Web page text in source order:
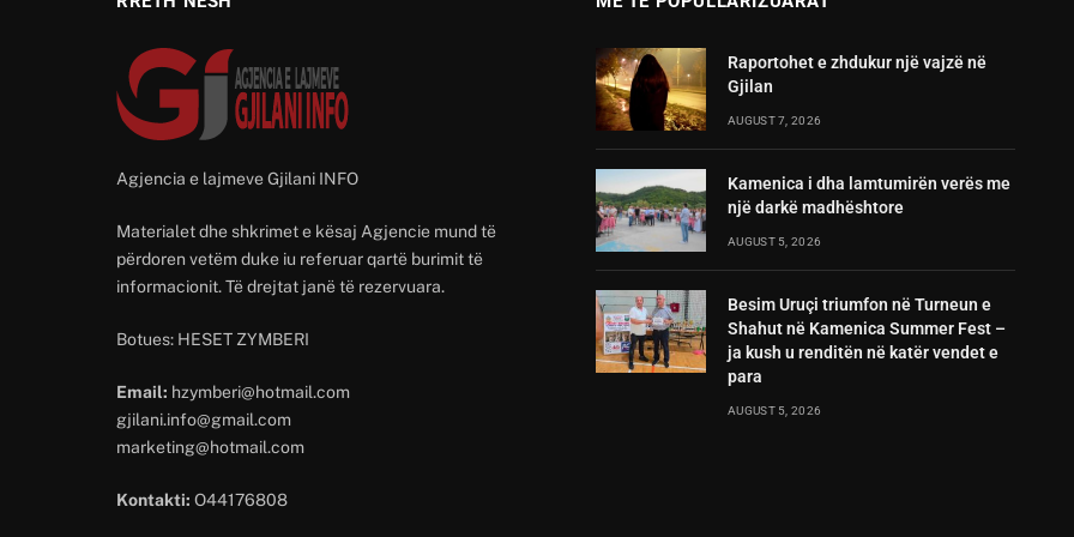
Agjencia e lajmeve Gjilani INFO
Materialet dhe shkrimet e kësaj Agjencie mund të
përdoren vetëm duke iu referuar qartë burimit të
informacionit. Të drejtat janë të rezervuara.
Botues: HESET ZYMBERI
Email: hzymberi@hotmail.com
gjilani.info@gmail.com
marketing@hotmail.com
Kontakti: O44176808
Raportohet e zhdukur një vajzë në
Gjilan
AUGUST 7, 2026
Kamenica i dha lamtumirën verës me
një darkë madhështore
AUGUST 5, 2026
Besim Uruçi triumfon në Turneun e
Shahut në Kamenica Summer Fest –
ja kush u renditën në katër vendet e
para
AUGUST 5, 2026